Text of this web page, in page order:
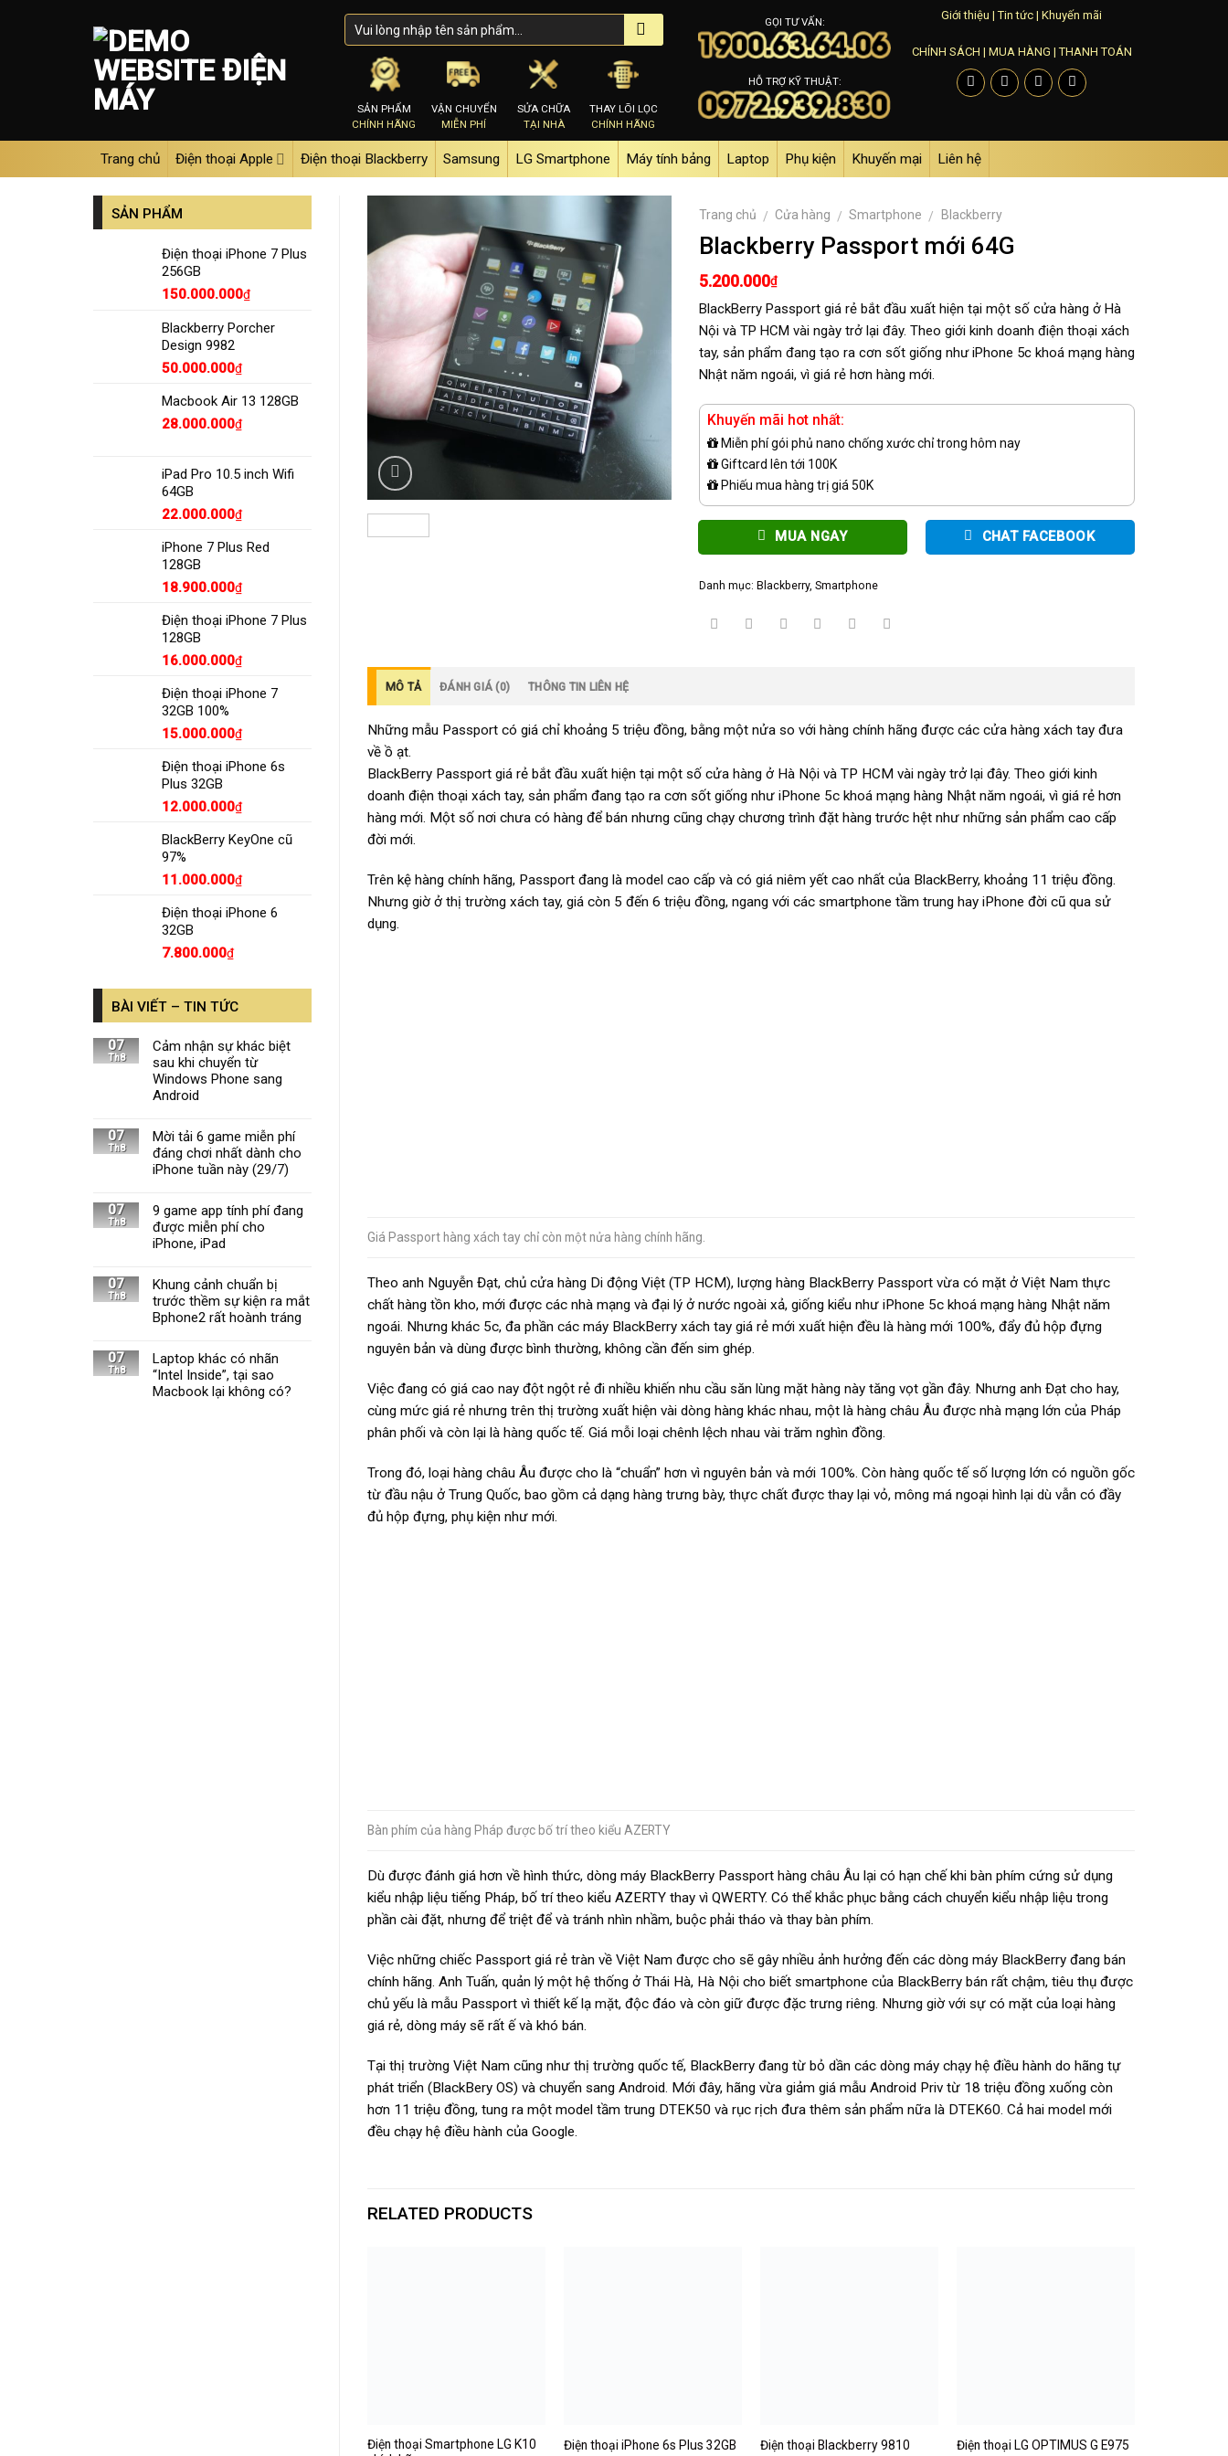
SẢN PHẨM
CHÍNH HÃNG
VẬN CHUYỂN
MIỄN PHÍ
SỬA CHỮA
TẠI NHÀ
THAY LÕI LỌC
CHÍNH HÃNG
GỌI TƯ VẤN:
HỖ TRỢ KỸ THUẬT:
Giới thiệu |Tin tức | Khuyến mãi
CHÍNH SÁCH | MUA HÀNG |THANH TOÁN
Trang chủ Điện thoại Apple Điện thoại Blackberry Samsung LG Smartphone Máy tính bảng Laptop Phụ kiện Khuyến mại Liên hệ
Trang chủ / Cửa hàng / Smartphone / Blackberry
Blackberry Passport mới 64G
5.200.000₫
BlackBerry Passport giá rẻ bắt đầu xuất hiện tại một số cửa hàng ở Hà
Nội và TP HCM vài ngày trở lại đây. Theo giới kinh doanh điện thoại xách
tay, sản phẩm đang tạo ra cơn sốt giống như iPhone 5c khoá mạng hàng
Nhật năm ngoái, vì giá rẻ hơn hàng mới.
Khuyến mãi hot nhất:
Miễn phí gói phủ nano chống xước chỉ trong hôm nay
Giftcard lên tới 100K
Phiếu mua hàng trị giá 50K
MUA NGAY CHAT FACEBOOK
Danh mục: Blackberry, Smartphone
MÔ TẢ ĐÁNH GIÁ (0) THÔNG TIN LIÊN HỆ
Những mẫu Passport có giá chỉ khoảng 5 triệu đồng, bằng một nửa so với hàng chính hãng được các cửa hàng xách tay đưa
về ồ ạt.
BlackBerry Passport giá rẻ bắt đầu xuất hiện tại một số cửa hàng ở Hà Nội và TP HCM vài ngày trở lại đây. Theo giới kinh
doanh điện thoại xách tay, sản phẩm đang tạo ra cơn sốt giống như iPhone 5c khoá mạng hàng Nhật năm ngoái, vì giá rẻ hơn
hàng mới. Một số nơi chưa có hàng để bán nhưng cũng chạy chương trình đặt hàng trước hệt như những sản phẩm cao cấp
đời mới.
Trên kệ hàng chính hãng, Passport đang là model cao cấp và có giá niêm yết cao nhất của BlackBerry, khoảng 11 triệu đồng.
Nhưng giờ ở thị trường xách tay, giá còn 5 đến 6 triệu đồng, ngang với các smartphone tầm trung hay iPhone đời cũ qua sử
dụng.
Giá Passport hàng xách tay chỉ còn một nửa hàng chính hãng.
Theo anh Nguyễn Đạt, chủ cửa hàng Di động Việt (TP HCM), lượng hàng BlackBerry Passport vừa có mặt ở Việt Nam thực
chất hàng tồn kho, mới được các nhà mạng và đại lý ở nước ngoài xả, giống kiểu như iPhone 5c khoá mạng hàng Nhật năm
ngoái. Nhưng khác 5c, đa phần các máy BlackBerry xách tay giá rẻ mới xuất hiện đều là hàng mới 100%, đẩy đủ hộp đựng
nguyên bản và dùng được bình thường, không cần đến sim ghép.
Việc đang có giá cao nay đột ngột rẻ đi nhiều khiến nhu cầu săn lùng mặt hàng này tăng vọt gần đây. Nhưng anh Đạt cho hay,
cùng mức giá rẻ nhưng trên thị trường xuất hiện vài dòng hàng khác nhau, một là hàng châu Âu được nhà mạng lớn của Pháp
phân phối và còn lại là hàng quốc tế. Giá mỗi loại chênh lệch nhau vài trăm nghìn đồng.
Trong đó, loại hàng châu Âu được cho là “chuẩn” hơn vì nguyên bản và mới 100%. Còn hàng quốc tế số lượng lớn có nguồn gốc
từ đầu nậu ở Trung Quốc, bao gồm cả dạng hàng trưng bày, thực chất được thay lại vỏ, mông má ngoại hình lại dù vẫn có đầy
đủ hộp đựng, phụ kiện như mới.
Bàn phím của hàng Pháp được bố trí theo kiểu AZERTY
Dù được đánh giá hơn về hình thức, dòng máy BlackBerry Passport hàng châu Âu lại có hạn chế khi bàn phím cứng sử dụng
kiểu nhập liệu tiếng Pháp, bố trí theo kiểu AZERTY thay vì QWERTY. Có thể khắc phục bằng cách chuyển kiểu nhập liệu trong
phần cài đặt, nhưng để triệt để và tránh nhìn nhầm, buộc phải tháo và thay bàn phím.
Việc những chiếc Passport giá rẻ tràn về Việt Nam được cho sẽ gây nhiều ảnh hưởng đến các dòng máy BlackBerry đang bán
chính hãng. Anh Tuấn, quản lý một hệ thống ở Thái Hà, Hà Nội cho biết smartphone của BlackBerry bán rất chậm, tiêu thụ được
chủ yếu là mẫu Passport vì thiết kế lạ mặt, độc đáo và còn giữ được đặc trưng riêng. Nhưng giờ với sự có mặt của loại hàng
giá rẻ, dòng máy sẽ rất ế và khó bán.
Tại thị trường Việt Nam cũng như thị trường quốc tế, BlackBerry đang từ bỏ dần các dòng máy chạy hệ điều hành do hãng tự
phát triển (BlackBery OS) và chuyển sang Android. Mới đây, hãng vừa giảm giá mẫu Android Priv từ 18 triệu đồng xuống còn
hơn 11 triệu đồng, tung ra một model tầm trung DTEK50 và rục rịch đưa thêm sản phẩm nữa là DTEK60. Cả hai model mới
đều chạy hệ điều hành của Google.
RELATED PRODUCTS
Điện thoại Smartphone LG K10
Điện thoại iPhone 6s Plus 32GB Điện thoại Blackberry 9810 Điện thoại LG OPTIMUS G E975
SẢN PHẨM
Điện thoại iPhone 7 Plus
256GB
150.000.000₫
Blackberry Porcher
Design 9982
50.000.000₫
Macbook Air 13 128GB
28.000.000₫
iPad Pro 10.5 inch Wifi
64GB
22.000.000₫
iPhone 7 Plus Red
128GB
18.900.000₫
Điện thoại iPhone 7 Plus
128GB
16.000.000₫
Điện thoại iPhone 7
32GB 100%
15.000.000₫
Điện thoại iPhone 6s
Plus 32GB
12.000.000₫
BlackBerry KeyOne cũ
97%
11.000.000₫
Điện thoại iPhone 6
32GB
7.800.000₫
BÀI VIẾT – TIN TỨC
07
Th8
Cảm nhận sự khác biệt
sau khi chuyển từ
Windows Phone sang
Android
07
Th8
Mời tải 6 game miễn phí
đáng chơi nhất dành cho
iPhone tuần này (29/7)
07
Th8
9 game app tính phí đang
được miễn phí cho
iPhone, iPad
07
Th8
Khung cảnh chuẩn bị
trước thềm sự kiện ra mắt
Bphone2 rất hoành tráng
07
Th8
Laptop khác có nhãn
“Intel Inside”, tại sao
Macbook lại không có?